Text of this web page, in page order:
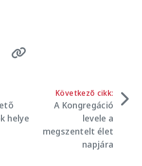
helye
Következő cikk:
A Kongregáció
levele a
megszentelt élet
napjára